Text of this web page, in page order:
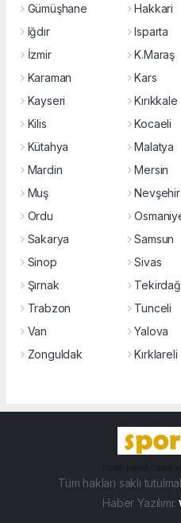
Gümüşhane
Hakkari
Iğdır
Isparta
İzmir
K.Maraş
Karaman
Kars
Kayseri
Kırıkkale
Kilis
Kocaeli
Kütahya
Malatya
Mardin
Mersin
Muş
Nevşehir
Ordu
Sakarya
Samsun
Sinop
Sivas
Şırnak
Tekirdağ
Trabzon
Tunceli
Van
Yalova
Zonguldak
Kırklareli
Tüm hakları saklı
Haber Yazılımı: